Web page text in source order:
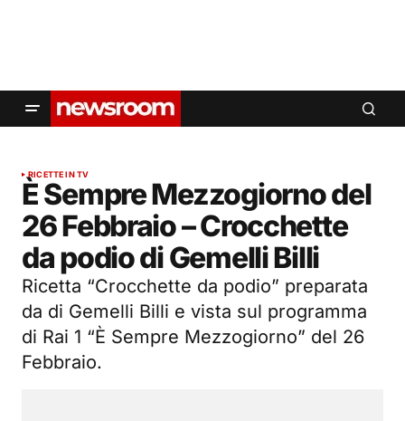
RICETTE IN TV
È Sempre Mezzogiorno del
26 Febbraio – Crocchette
da podio di Gemelli Billi
Ricetta “Crocchette da podio” preparata
da di Gemelli Billi e vista sul programma
di Rai 1 “È Sempre Mezzogiorno” del 26
Febbraio.